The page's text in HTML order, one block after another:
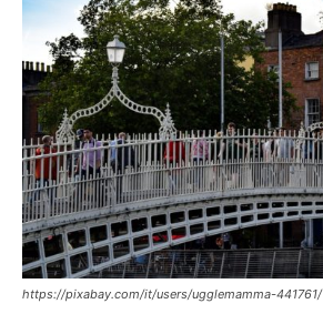
https://pixabay.com/it/users/ugglemamma-441761/